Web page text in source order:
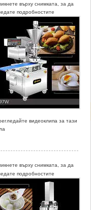
върху снимката, за да
подробностите
видеоклипа за тази
върху снимката, за да
подробностите